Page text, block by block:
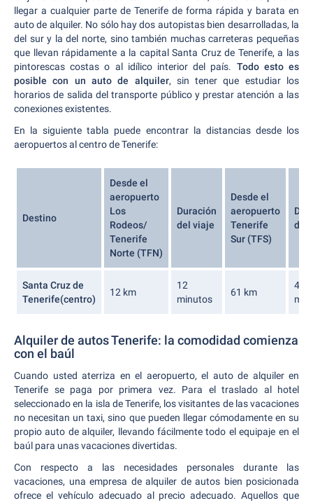
llegar a cualquier parte de Tenerife de forma rápida y barata en
auto de alquiler. No sólo hay dos autopistas bien desarrolladas, la
del sur y la del norte, sino también muchas carreteras pequeñas
que llevan rápidamente a la capital Santa Cruz de Tenerife, a las
pintorescas costas o al idílico interior del país. Todo esto es
posible con un auto de alquiler, sin tener que estudiar los
horarios de salida del transporte público y prestar atención a las
conexiones existentes.
En la siguiente tabla puede encontrar la distancias desde los
aeropuertos al centro de Tenerife:
Destino
Desde el
aeropuerto
Los
Rodeos/
Tenerife
Norte (TFN)
Duración
del viaje
Desde el
aeropuerto
Tenerife
Sur (TFS)
del
Santa Cruz de
Tenerife(centro)
12 km
12
minutos
61 km
40
Alquiler de autos Tenerife: la comodidad comienza
con el baúl
Cuando usted aterriza en el aeropuerto, el auto de alquiler en
Tenerife se paga por primera vez. Para el traslado al hotel
seleccionado en la isla de Tenerife, los visitantes de las vacaciones
no necesitan un taxi, sino que pueden llegar cómodamente en su
propio auto de alquiler, llevando fácilmente todo el equipaje en el
baúl para unas vacaciones divertidas.
Con respecto a las necesidades personales durante las
vacaciones, una empresa de alquiler de autos bien posicionada
ofrece el vehículo adecuado al precio adecuado. Aquellos que